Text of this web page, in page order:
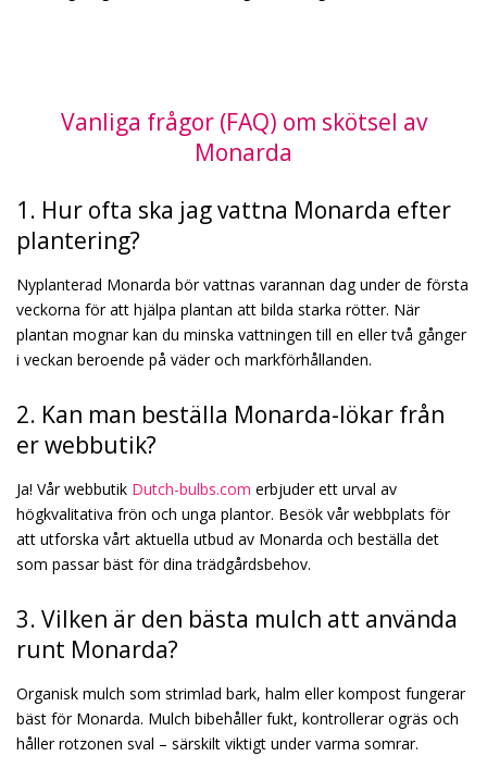
Vanliga frågor (FAQ) om skötsel av
Monarda
1. Hur ofta ska jag vattna Monarda efter
plantering?
Nyplanterad Monarda bör vattnas varannan dag under de första
veckorna för att hjälpa plantan att bilda starka rötter. När
plantan mognar kan du minska vattningen till en eller två gånger
i veckan beroende på väder och markförhållanden.
2. Kan man beställa Monarda-lökar från
er webbutik?
Ja! Vår webbutik Dutch-bulbs.com erbjuder ett urval av
högkvalitativa frön och unga plantor. Besök vår webbplats för
att utforska vårt aktuella utbud av Monarda och beställa det
som passar bäst för dina trädgårdsbehov.
3. Vilken är den bästa mulch att använda
runt Monarda?
Organisk mulch som strimlad bark, halm eller kompost fungerar
bäst för Monarda. Mulch bibehåller fukt, kontrollerar ogräs och
håller rotzonen sval – särskilt viktigt under varma somrar.